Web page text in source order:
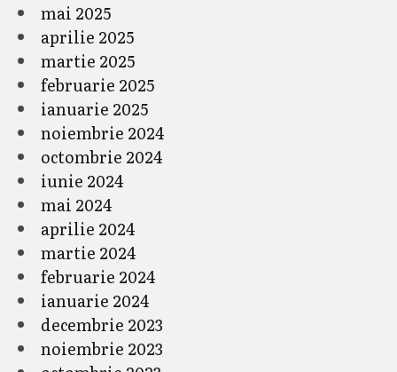
mai 2025
aprilie 2025
martie 2025
februarie 2025
ianuarie 2025
noiembrie 2024
octombrie 2024
iunie 2024
mai 2024
aprilie 2024
martie 2024
februarie 2024
ianuarie 2024
decembrie 2023
noiembrie 2023